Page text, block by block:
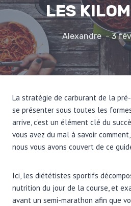
LES
Alexandre 3
La stratégie de carburant de la
se présenter sous toutes les
arrive, c’est un élément clé du
vous avez du mal à savoir
nous vous avons couvert de ce
Ici, les diététistes sportifs
nutrition du jour de la course, et
avant un semi-marathon afin que